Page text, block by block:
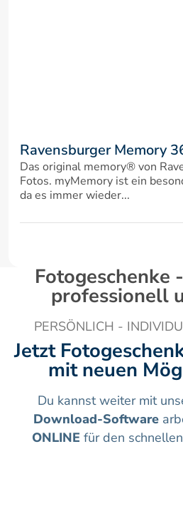
Ravensburger Memory
Das original memory® von
Fotos. myMemory ist ein
da es immer wieder...
Fotogeschenke
professionell
PERSÖNLICH -
Jetzt
mit neuen
Du kannst weiter mit
Download-Software
ONLINE für den